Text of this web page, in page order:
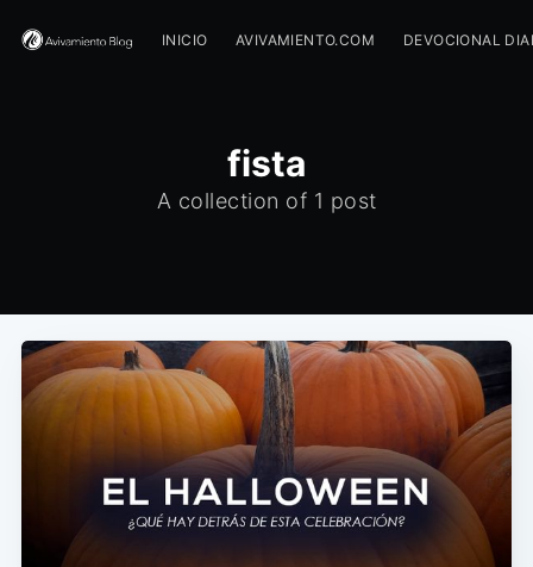
INICIO AVIVAMIENTO.COM DEVOCIONAL
fista
A collection of 1 post